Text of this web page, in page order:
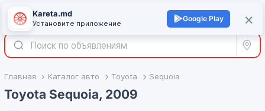
Войти +
Все
Главная Каталог авто Toyota Sequoia
Toyota Sequoia, 2009
×
Kareta.md
Установите приложение
Google Play